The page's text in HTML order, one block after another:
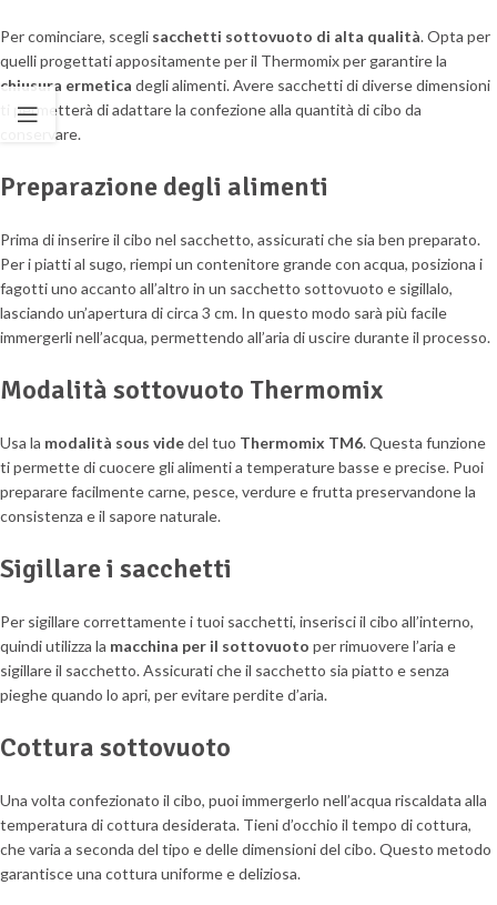
Per cominciare, scegli sacchetti sottovuoto di alta qualità. Opta per
quelli progettati appositamente per il Thermomix per garantire la
chiusura ermetica degli alimenti. Avere sacchetti di diverse dimensioni
ti permetterà di adattare la confezione alla quantità di cibo da
conservare.
Preparazione degli alimenti
Prima di inserire il cibo nel sacchetto, assicurati che sia ben preparato.
Per i piatti al sugo, riempi un contenitore grande con acqua, posiziona i
fagotti uno accanto all’altro in un sacchetto sottovuoto e sigillalo,
lasciando un’apertura di circa 3 cm. In questo modo sarà più facile
immergerli nell’acqua, permettendo all’aria di uscire durante il processo.
Modalità sottovuoto Thermomix
Usa la modalità sous videdel tuo Thermomix TM6. Questa funzione
ti permette di cuocere gli alimenti a temperature basse e precise. Puoi
preparare facilmente carne, pesce, verdure e frutta preservandone la
consistenza e il sapore naturale.
Sigillare i sacchetti
Per sigillare correttamente i tuoi sacchetti, inserisci il cibo all’interno,
quindi utilizza la macchina per il sottovuoto per rimuovere l’aria e
sigillare il sacchetto. Assicurati che il sacchetto sia piatto e senza
pieghe quando lo apri, per evitare perdite d’aria.
Cottura sottovuoto
Una volta confezionato il cibo, puoi immergerlo nell’acqua riscaldata alla
temperatura di cottura desiderata. Tieni d’occhio il tempo di cottura,
che varia a seconda del tipo e delle dimensioni del cibo. Questo metodo
garantisce una cottura uniforme e deliziosa.